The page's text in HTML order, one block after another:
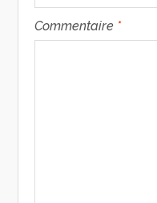
Commentaire *